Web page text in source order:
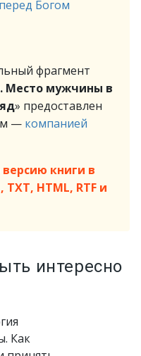
Богом
фрагмент
Место мужчины в
» предоставлен
— компанией
книги в
TXT, HTML, RTF и
интересно
Как